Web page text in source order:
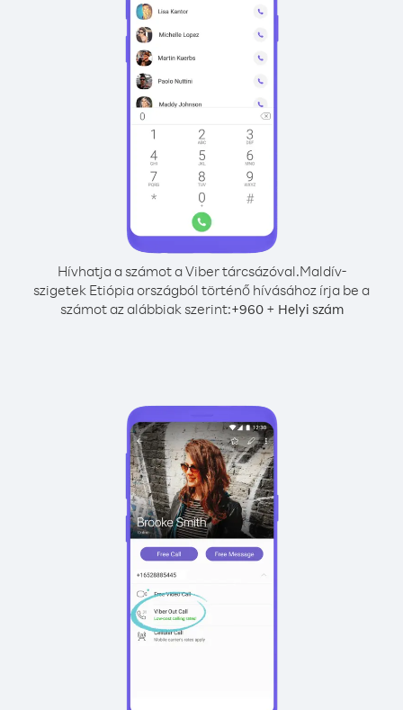
Hívhatja a számot a Viber tárcsázóval.Maldív-
szigetek Etiópia országból történő hívásához írja be a
számot az alábbiak szerint:+960+ Helyi szám